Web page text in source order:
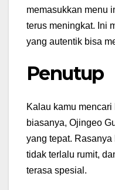
memasukkan menu
terus meningkat. Ini
yang autentik bisa
Penutup
Kalau kamu
biasanya, Ojingeo
yang tepat.
tidak terlalu rumit,
terasa spesial.